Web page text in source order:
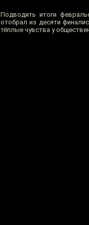
Подводить итоги
отобрал из десяти
тёплые чувства у